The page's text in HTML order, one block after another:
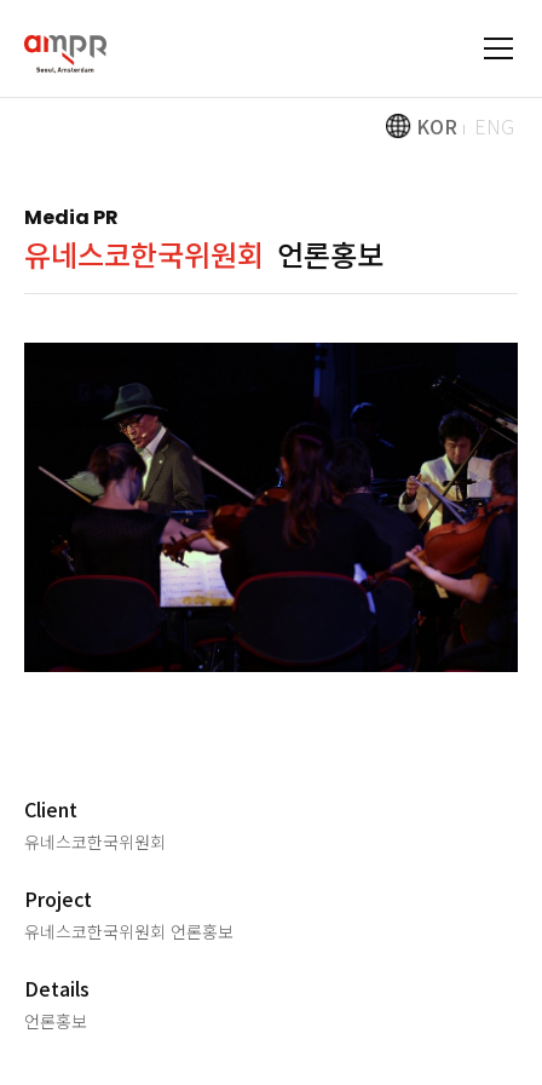
KOR ENG
Media PR
유네스코한국위원회 언론홍보
Client
유네스코한국위원회
Project
유네스코한국위원회 언론홍보
Details
언론홍보